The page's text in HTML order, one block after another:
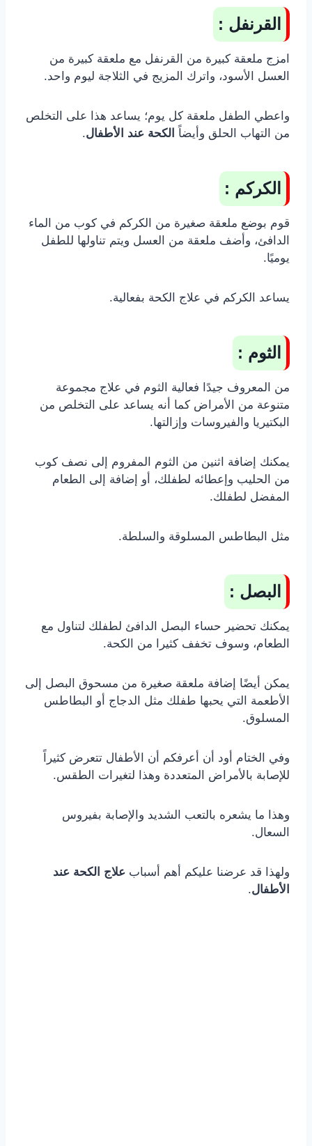
القرنفل :
امزج ملعقة كبيرة من القرنفل مع ملعقة كبيرة من
العسل الأسود، واترك المزيج في الثلاجة ليوم واحد.
واعطي الطفل ملعقة كل يوم؛ يساعد هذا على التخلص
من التهاب الحلق وأيضاً الكحة عند الأطفال.
الكركم :
قوم بوضع ملعقة صغيرة من الكركم في كوب من الماء
الدافئ، وأضف ملعقة من العسل ويتم تناولها للطفل
يوميًا.
يساعد الكركم في علاج الكحة بفعالية.
الثوم :
من المعروف جيدًا فعالية الثوم في علاج مجموعة
متنوعة من الأمراض كما أنه يساعد على التخلص من
البكتيريا والفيروسات وإزالتها.
يمكنك إضافة اثنين من الثوم المفروم إلى نصف كوب
من الحليب وإعطائه لطفلك، أو إضافة إلى الطعام
المفضل لطفلك.
مثل البطاطس المسلوقة والسلطة.
البصل :
يمكنك تحضير حساء البصل الدافئ لطفلك لتناول مع
الطعام، وسوف تخفف كثيرا من الكحة.
يمكن أيضًا إضافة ملعقة صغيرة من مسحوق البصل إلى
الأطعمة التي يحبها طفلك مثل الدجاج أو البطاطس
المسلوق.
وفي الختام أود أن أعرفكم أن الأطفال تتعرض كثيراً
للإصابة بالأمراض المتعددة وهذا لتغيرات الطقس.
وهذا ما يشعره بالتعب الشديد والإصابة بفيروس
السعال.
ولهذا قد عرضنا عليكم أهم أسباب علاج الكحة عند
الأطفال.